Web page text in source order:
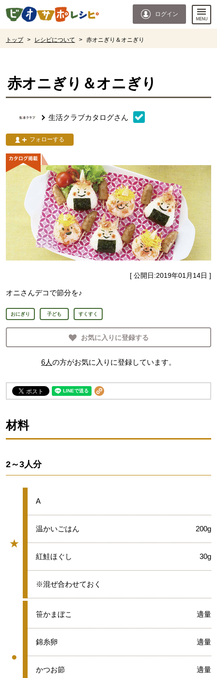
ページの先頭です。
ログイン
トップ > レシピについて > 赤オニぎり＆オニぎり
赤オニぎり＆オニぎり
生活クラブカタログさん
フォローする
[ 公開日:2019年01月14日 ]
オニさんデコで節分を♪
おにぎり 子ども すくすく
お気に入りに登録する
6人の方がお気に入りに登録しています。
材料
2～3人分
★
グループ
★
A
★
温かいごはん 200g
★
紅鮭ほぐし 30g
★
※混ぜ合わせておく
●
●
笹かまぼこ 適量
●
錦糸卵 適量
●
かつお節 適量